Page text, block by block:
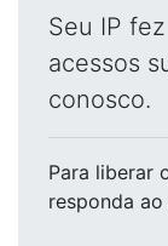
Seu IP
acessos
conosco.
Para liberar
responda